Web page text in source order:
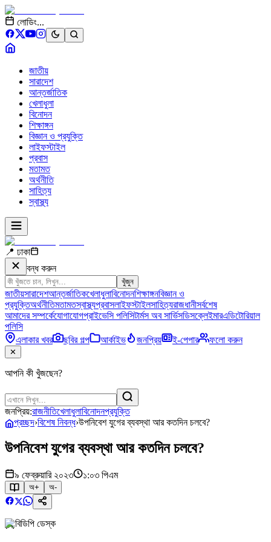
লোডিং...
জাতীয়
সারাদেশ
আন্তর্জাতিক
খেলাধুলা
বিনোদন
শিক্ষাঙ্গন
বিজ্ঞান ও প্রযুক্তি
লাইফস্টাইল
প্রবাস
মতামত
অর্থনীতি
সাহিত্য
স্বাস্থ্য
📍 ঢাকা
বন্ধ করুন
খুঁজুন
জাতীয়সারাদেশআন্তর্জাতিকখেলাধুলাবিনোদনশিক্ষাঙ্গনবিজ্ঞান ও
প্রযুক্তিঅর্থনীতিমতামতস্বাস্থ্যপ্রবাসলাইফস্টাইলসাহিত্যরাজধানীসর্বশেষ
আমাদের সম্পর্কেযোগাযোগপ্রাইভেসি পলিসিটার্মস অব সার্ভিসডিসক্লেইমারএডিটোরিয়াল
পলিসি
এলাকার খবর
ছবির গল্প আর্কাইভ জনপ্রিয় ই-পেপার ফলো করুন
✕
আপনি কী খুঁজছেন?
জনপ্রিয়:রাজনীতিখেলাধুলাবিনোদনপ্রযুক্তি
প্রচ্ছদ›বিশেষ নিবন্ধ›উপনিবেশ যুগের ব্যবস্থা আর কতদিন চলবে?
উপনিবেশ যুগের ব্যবস্থা আর কতদিন চলবে?
৯ ফেব্রুয়ারি ২০২৩ ১:০৩ পিএম
অ+ অ-
বিডিপি ডেস্ক